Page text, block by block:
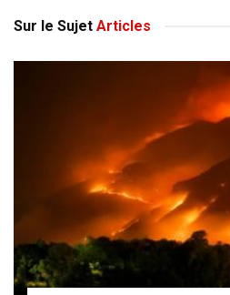
Sur le Sujet Articles